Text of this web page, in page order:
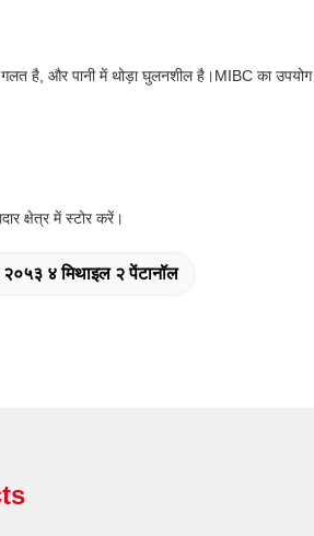
है, और पानी में थोड़ा घुलनशील है।MIBC का
क्षेत्र में स्टोर करें।
२०५३ ४ मिथाइल २ पेंटानॉल